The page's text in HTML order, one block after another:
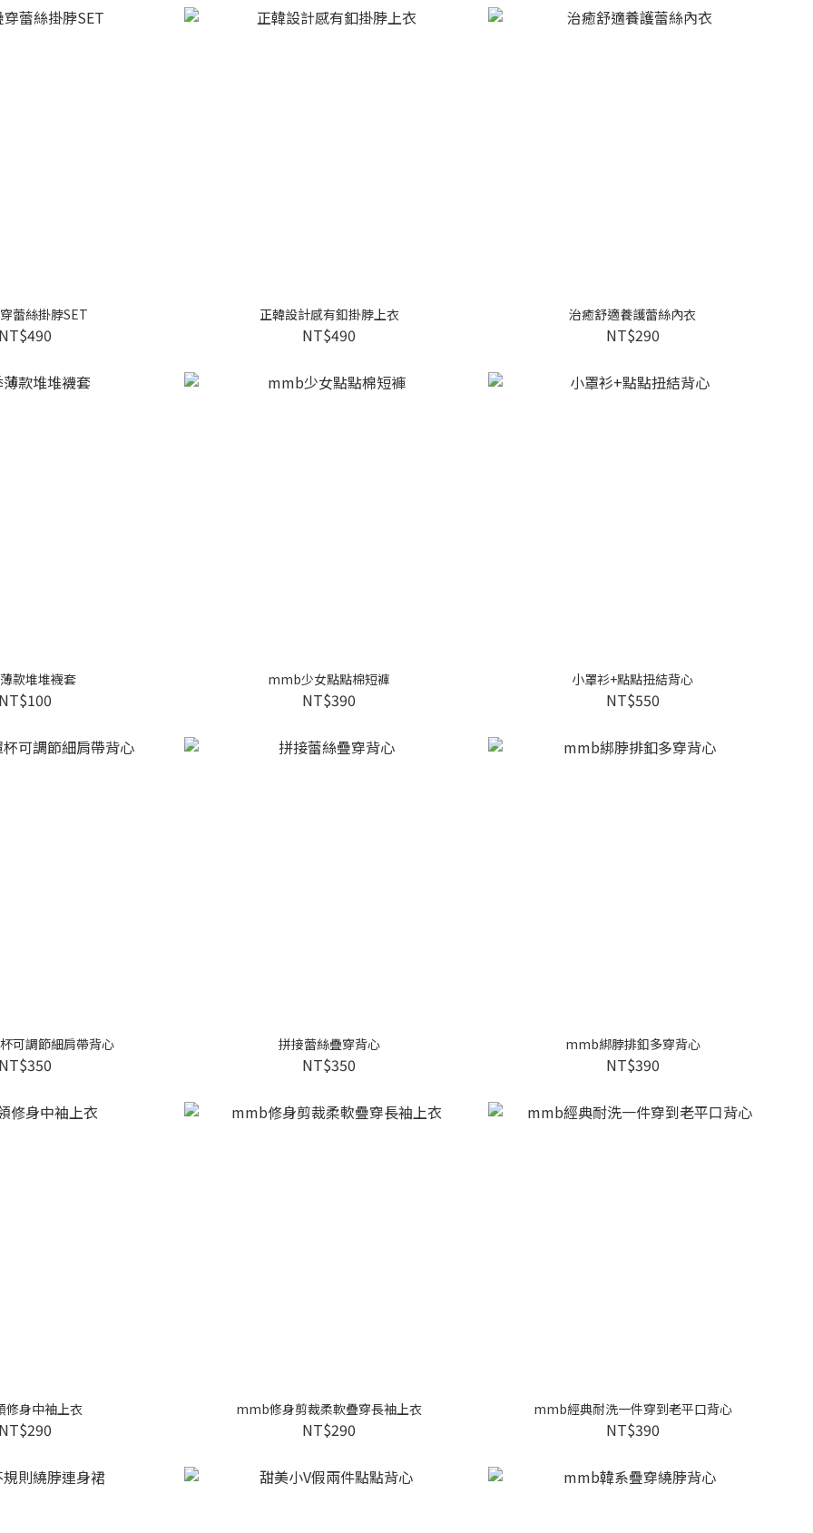
蕾絲掛脖SET 正韓設計感有釦掛脖上衣
NT$490
治癒舒適養護蕾絲內衣
NT$290
款堆堆襪套 mmb少女點點棉短褲
NT$390
小罩衫+點點扭結背心
NT$550
可調節細肩帶背心 拼接蕾絲疊穿背心
NT$350
mmb綁脖排釦多穿背心
NT$390
修身中袖上衣 mmb修身剪裁柔軟疊穿長袖上衣
NT$290
mmb經典耐洗一件穿到老平口背心
NT$390